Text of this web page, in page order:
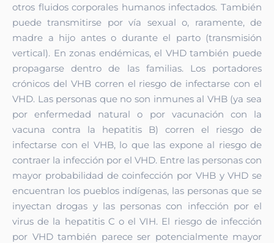
otros fluidos corporales humanos infectados. También
puede transmitirse por vía sexual o, raramente, de
madre a hijo antes o durante el parto (transmisión
vertical). En zonas endémicas, el VHD también puede
propagarse dentro de las familias. Los portadores
crónicos del VHB corren el riesgo de infectarse con el
VHD. Las personas que no son inmunes al VHB (ya sea
por enfermedad natural o por vacunación con la
vacuna contra la hepatitis B) corren el riesgo de
infectarse con el VHB, lo que las expone al riesgo de
contraer la infección por el VHD. Entre las personas con
mayor probabilidad de coinfección por VHB y VHD se
encuentran los pueblos indígenas, las personas que se
inyectan drogas y las personas con infección por el
virus de la hepatitis C o el VIH. El riesgo de infección
por VHD también parece ser potencialmente mayor